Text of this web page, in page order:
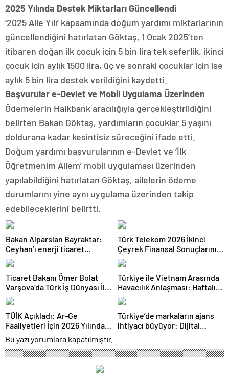
2025 Yılında Destek Miktarları Güncellendi
‘2025 Aile Yılı’ kapsamında doğum yardımı miktarlarının
güncellendiğini hatırlatan Göktaş, 1 Ocak 2025’ten
itibaren doğan ilk çocuk için 5 bin lira tek seferlik, ikinci
çocuk için aylık 1500 lira, üç ve sonraki çocuklar için ise
aylık 5 bin lira destek verildiğini kaydetti.
Başvurular e-Devlet ve Mobil Uygulama Üzerinden
Ödemelerin Halkbank aracılığıyla gerçekleştirildiğini
belirten Bakan Göktaş, yardımların çocuklar 5 yaşını
doldurana kadar kesintisiz süreceğini ifade etti.
Doğum yardımı başvurularının e-Devlet ve ‘İlk
Öğretmenim Ailem’ mobil uygulaması üzerinden
yapılabildiğini hatırlatan Göktaş, ailelerin ödeme
durumlarını yine aynı uygulama üzerinden takip
edebileceklerini belirtti.
Bakan Alparslan Bayraktar:
Ceyhan’ı enerji ticaret
merkezi yapacağız
Türk Telekom 2026 İkinci
Çeyrek Finansal Sonuçlarını
Açıkladı: Yarı Yıl Geliri 142
Milyar TL’yi Aştı
Ticaret Bakanı Ömer Bolat
Varşova’da Türk İş Dünyası İle
Buluştu: Ticaret Hacmi 12,5
Milyar Dolara Ulaştı
Türkiye ile Vietnam Arasında
Havacılık Anlaşması: Haftalık
Sefer Sayısı 42’ye Yükseldi
TÜİK Açıkladı: Ar-Ge
Faaliyetleri İçin 2026 Yılında
308 Milyar Lira Tahsis Edildi
Türkiye’de markaların ajans
ihtiyacı büyüyor: Dijital
Bu yazı yorumlara kapatılmıştır.